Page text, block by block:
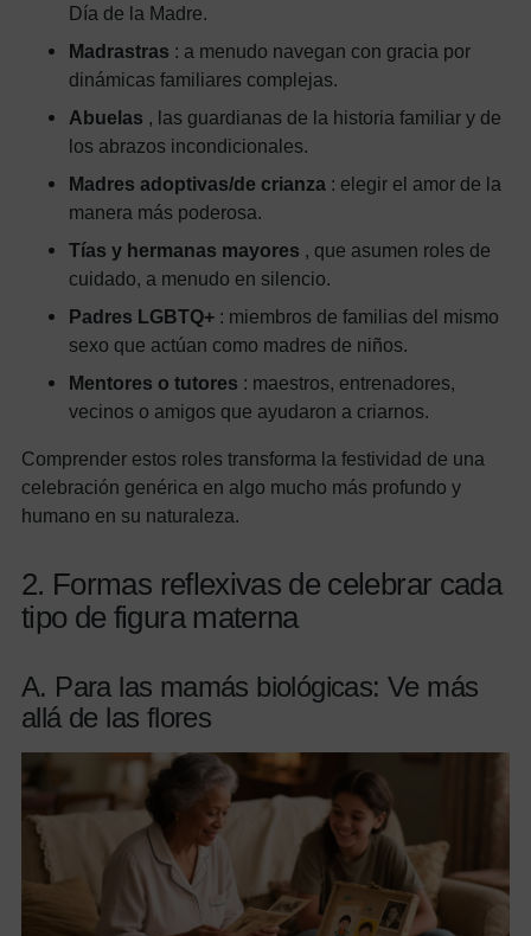
Día de la Madre.
Madrastras : a menudo navegan con gracia por
dinámicas familiares complejas.
Abuelas , las guardianas de la historia familiar y de
los abrazos incondicionales.
Madres adoptivas/de crianza : elegir el amor de la
manera más poderosa.
Tías y hermanas mayores , que asumen roles de
cuidado, a menudo en silencio.
Padres LGBTQ+ : miembros de familias del mismo
sexo que actúan como madres de niños.
Mentores o tutores : maestros, entrenadores,
vecinos o amigos que ayudaron a criarnos.
Comprender estos roles transforma la festividad de una
celebración genérica en algo mucho más profundo y
humano en su naturaleza.
2. Formas reflexivas de celebrar cada
tipo de figura materna
A. Para las mamás biológicas: Ve más
allá de las flores